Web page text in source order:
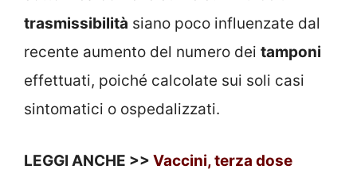
trasmissibilità siano poco influenzate dal
recente aumento del numero dei tamponi
effettuati, poiché calcolate sui soli casi
sintomatici o ospedalizzati.
LEGGI ANCHE >> Vaccini, terza dose